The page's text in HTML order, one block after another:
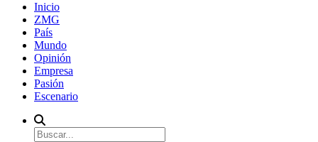
Inicio
ZMG
País
Mundo
Opinión
Empresa
Pasión
Escenario